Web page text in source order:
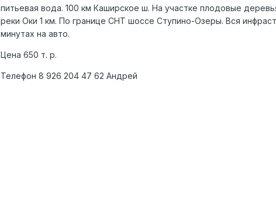
питьевая вода. 100 км Каширское ш. На участке плодовые
реки Оки 1 км. По границе СНТ шоссе Ступино-Озеры. Вся
минутах на авто.
Цена 650 т. р.
Телефон 8 926 204 47 62 Андрей